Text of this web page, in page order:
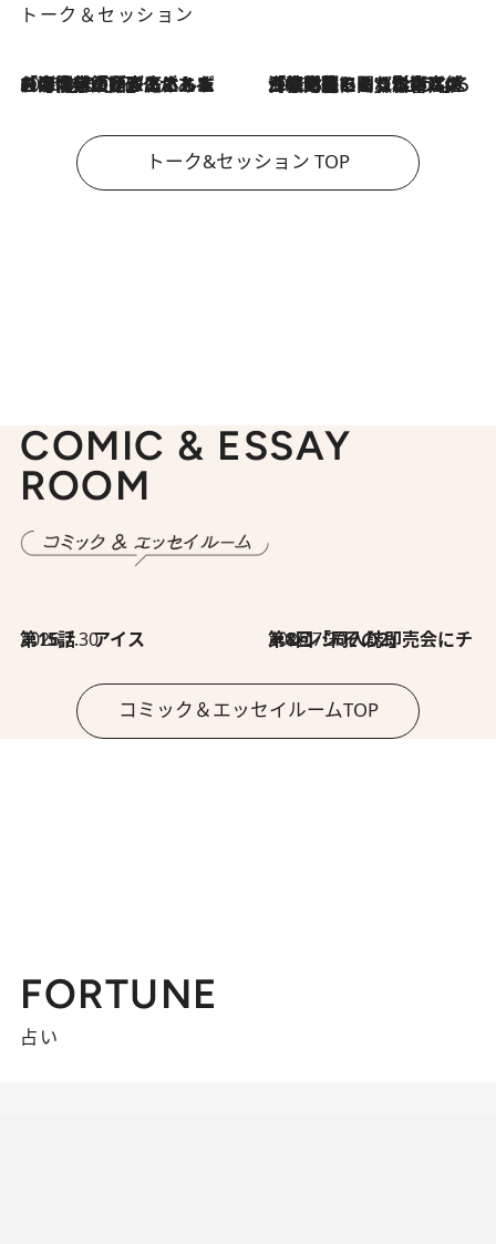
トーク＆セッション
2026.8.3
「今後値上げがあるとすれば…」「リスクがあるのは今年の冬」エネルギー専門家が語る、ホルムズ海峡封鎖が家庭にもたらす“ある心配” 2026.8.3
「住宅建てられない…」「サーチャージ料の高値が続いている」ホルムズ海峡封鎖による影響はいつまで続く？《エネルギー専門家に聞く“どうなる日本の暮らし”》
トーク&セッション TOP
COMIC & ESSAY
ROOM
2026.7.30
第15話 アイス 2026.7.30
第8回「同人誌即売会にチャレンジ その2」
コミック＆エッセイルームTOP
FORTUNE
占い